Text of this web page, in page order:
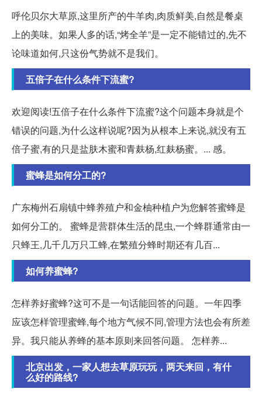
呼伦贝尔大草原,这里所产的牛羊肉,肉质鲜美,自然是餐桌
上的美味。如果人多的话,“烤全羊”是一定不能错过的,先不
论味道如何,只这份气势就不是我们。
五倍子在什么条件下流蜜?
欢迎阅读!五倍子在什么条件下流蜜?这个问题本身就是个
错误的问题,为什么这样说呢?因为从根本上来说,就没有五
倍子蜜,有的只是盐肤木蜜和青麸杨,红麸杨蜜。... 感。
蜜蜂是如何分工的?
广东梅州石扇镇中蜂养殖户和金柚种植户为您解答蜜蜂是
如何分工的。 蜜蜂是营群体生活的昆虫,一个蜂群通常由一
只蜂王,几千几万只工蜂,在繁殖分蜂时期还有几百...
如何养蜜蜂?
怎样养好蜜蜂?这可不是一句话能回答的问题。一年四季
应该怎样管理蜜蜂,每个地方气候不同,管理方法也会有所差
异。我只能从养蜂的基本原则来回答问题。 怎样养...
北京出发，一家人想去草原玩玩，两天来回，有什
么好的路线?